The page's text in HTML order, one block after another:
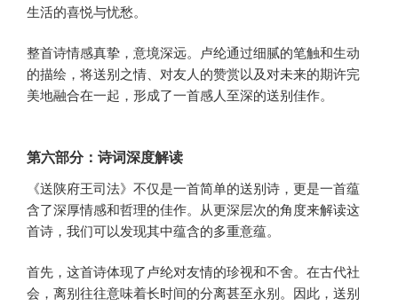
生活的喜悦与忧愁。
整首诗情感真挚，意境深远。卢纶通过细腻的笔触和生动
的描绘，将送别之情、对友人的赞赏以及对未来的期许完
美地融合在一起，形成了一首感人至深的送别佳作。
第六部分：诗词深度解读
《送陕府王司法》不仅是一首简单的送别诗，更是一首蕴
含了深厚情感和哲理的佳作。从更深层次的角度来解读这
首诗，我们可以发现其中蕴含的多重意蕴。
首先，这首诗体现了卢纶对友情的珍视和不舍。在古代社
会，离别往往意味着长时间的分离甚至永别。因此，送别